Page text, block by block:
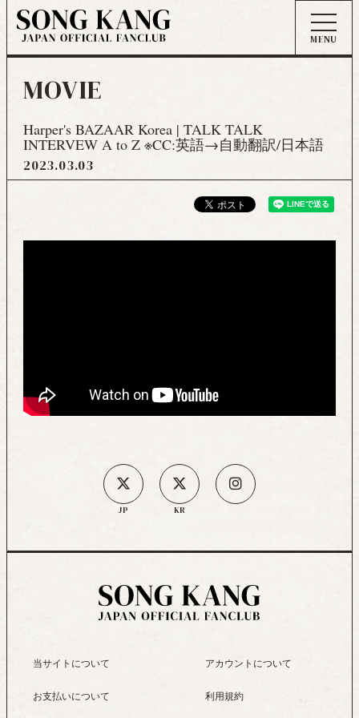
MOVIE
Harper's BAZAAR Korea | TALK TALK
INTERVEW A to Z ※CC:英語→自動翻訳/日本語
2023 03 03
JP KR
当サイトについて アカウントについて
お支払いについて 利用規約